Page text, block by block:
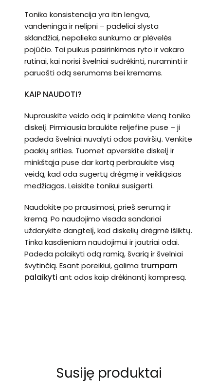
Toniko konsistencija yra itin lengva,
vandeninga ir nelipni – padeliai slysta
sklandžiai, nepalieka sunkumo ar plėvelės
pojūčio. Tai puikus pasirinkimas ryto ir vakaro
rutinai, kai norisi švelniai sudrėkinti, nuraminti ir
paruošti odą serumams bei kremams.
KAIP NAUDOTI?
Nuprauskite veido odą ir paimkite vieną toniko
diskelį. Pirmiausia braukite reljefine puse – ji
padeda švelniai nuvalyti odos paviršių. Venkite
paakių srities. Tuomet apverskite diskelį ir
minkštąja puse dar kartą perbraukite visą
veidą, kad oda sugertų drėgmę ir veikliąsias
medžiagas. Leiskite tonikui susigerti.
Naudokite po prausimosi, prieš serumą ir
kremą. Po naudojimo visada sandariai
uždarykite dangtelį, kad diskelių drėgmė išliktų.
Tinka kasdieniam naudojimui ir jautriai odai.
Padeda palaikyti odą ramią, švarią ir švelniai
švytinčią. Esant poreikiui, galima trumpam
palaikyti ant odos kaip drėkinantį kompresą.
Susiję produktai